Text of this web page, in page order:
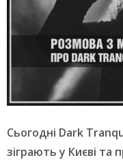
Сьогодні Dark
зіграють у Києві та